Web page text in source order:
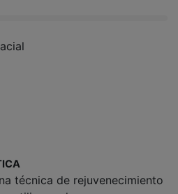
técnica de rejuvenecimiento